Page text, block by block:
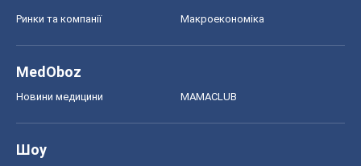
Ринки та компанії Макроекономіка
MedOboz
Новини медицини MAMACLUB
Шоу